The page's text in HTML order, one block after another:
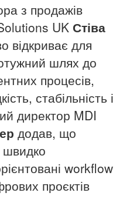
з продажів
UK Стіва
відкриває для
шлях до
процесів,
стабільність і
директор MDI
додав, що
швидко
workflow
проєктів